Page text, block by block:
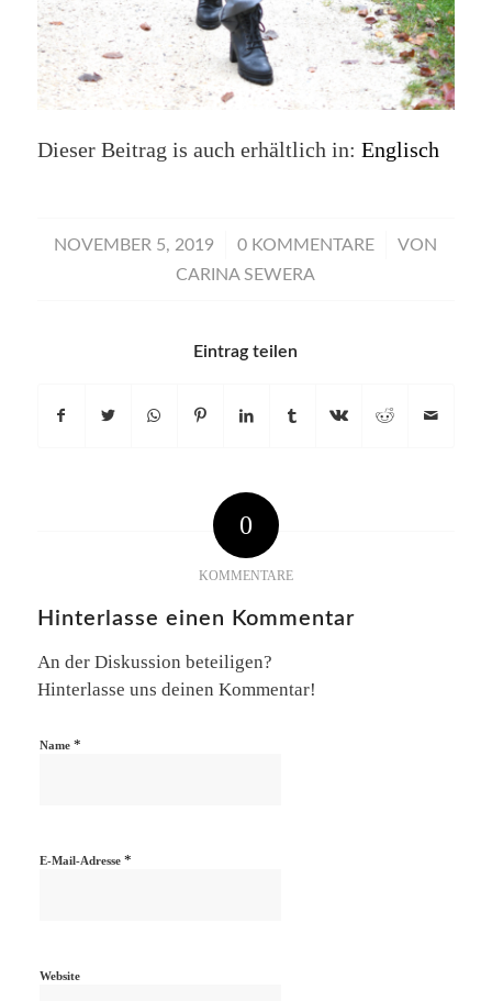
Dieser Beitrag is auch erhältlich in: Englisch
NOVEMBER 5, 2019
/ 0 KOMMENTARE
/
VON
CARINA SEWERA
Eintrag teilen
0
KOMMENTARE
Hinterlasse einen Kommentar
An der Diskussion beteiligen?
Hinterlasse uns deinen Kommentar!
Name *
E-Mail-Adresse *
Website